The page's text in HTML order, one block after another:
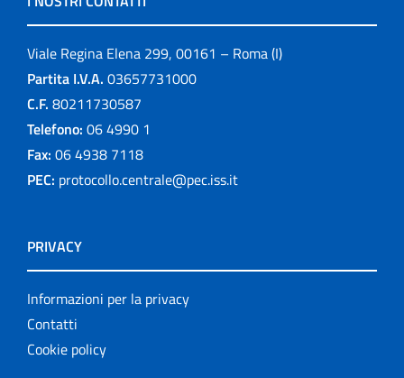
Viale Regina Elena 299, 00161 – Roma (I)
Partita I.V.A. 03657731000
C.F. 80211730587
Telefono: 06 4990 1
Fax: 06 4938 7118
PEC: protocollo.centrale@pec.iss.it
PRIVACY
Informazioni per la privacy
Contatti
Cookie policy